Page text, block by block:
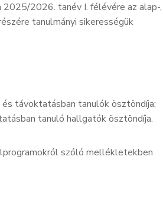
2026. tanév I. félévére az alap-,
tanulmányi sikerességük
távoktatásban tanulók ösztöndíja;
tanuló hallgatók ösztöndíja.
szóló mellékletekben